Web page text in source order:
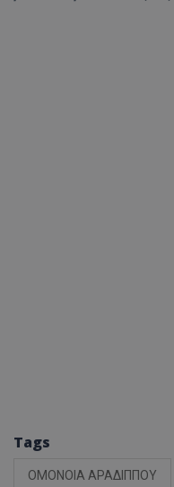
Tags
ΟΜΟΝΟΙΑ ΑΡΑΔΙΠΠΟΥ